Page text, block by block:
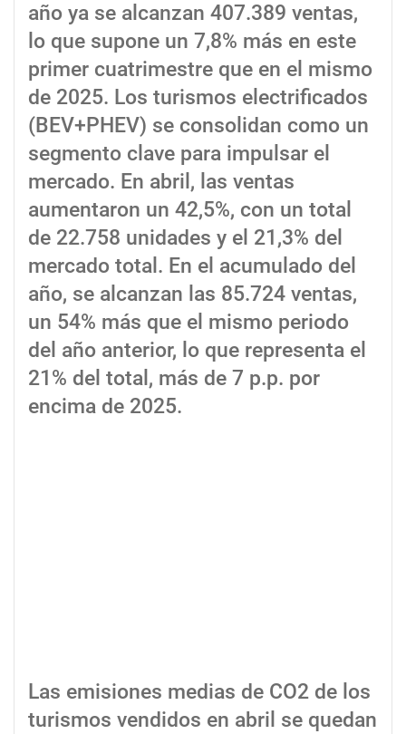
año ya se alcanzan 407.389 ventas,
lo que supone un 7,8% más en este
primer cuatrimestre que en el mismo
de 2025. Los turismos electrificados
(BEV+PHEV) se consolidan como un
segmento clave para impulsar el
mercado. En abril, las ventas
aumentaron un 42,5%, con un total
de 22.758 unidades y el 21,3% del
mercado total. En el acumulado del
año, se alcanzan las 85.724 ventas,
un 54% más que el mismo periodo
del año anterior, lo que representa el
21% del total, más de 7 p.p. por
encima de 2025.
Las emisiones medias de CO2 de los
turismos vendidos en abril se quedan